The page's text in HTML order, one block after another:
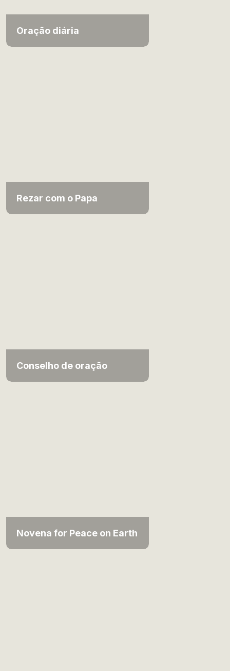
Oração diária
Rezar com o Papa
Conselho de oração
Novena for Peace on Earth